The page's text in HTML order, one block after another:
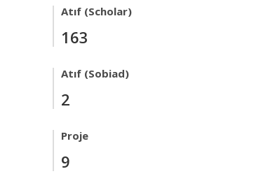
Atıf (Scholar)
163
Atıf (Sobiad)
2
Proje
9